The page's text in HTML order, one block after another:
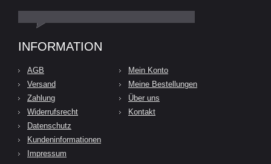
INFORMATION
AGB
Versand
Zahlung
Widerrufsrecht
Datenschutz
Kundeninformationen
Impressum
Mein Konto
Meine Bestellungen
Über uns
Kontakt